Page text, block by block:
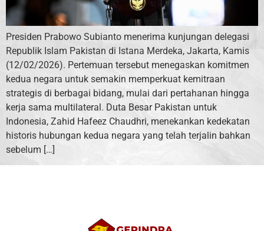
Presiden Prabowo Subianto menerima kunjungan delegasi
Republik Islam Pakistan di Istana Merdeka, Jakarta, Kamis
(12/02/2026). Pertemuan tersebut menegaskan komitmen
kedua negara untuk semakin memperkuat kemitraan
strategis di berbagai bidang, mulai dari pertahanan hingga
kerja sama multilateral. Duta Besar Pakistan untuk
Indonesia, Zahid Hafeez Chaudhri, menekankan kedekatan
historis hubungan kedua negara yang telah terjalin bahkan
sebelum […]